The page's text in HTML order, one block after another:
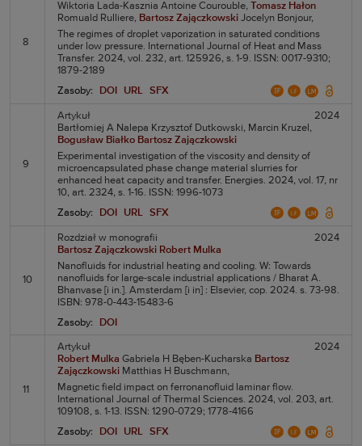
8
Wiktoria Lada-Kasznia Antoine Courouble, Tomasz Hałon
Romuald Rulliere, Bartosz Zajączkowski Jocelyn Bonjour,
The regimes of droplet vaporization in saturated conditions
under low pressure. International Journal of Heat and Mass
Transfer. 2024, vol. 232, art. 125926, s. 1-9. ISSN: 0017-9310;
1879-2189
Zasoby:
DOI URL SFX
9
Artykuł
2024
Bartłomiej A Nalepa Krzysztof Dutkowski, Marcin Kruzel,
Bogusław Białko Bartosz Zajączkowski
Experimental investigation of the viscosity and density of
microencapsulated phase change material slurries for
enhanced heat capacity and transfer. Energies. 2024, vol. 17, nr
10, art. 2324, s. 1-16. ISSN: 1996-1073
Zasoby:
DOI URL SFX
10
Rozdział w monografii
2024
Bartosz Zajączkowski Robert Mulka
Nanofluids for industrial heating and cooling. W: Towards
nanofluids for large-scale industrial applications / Bharat A.
Bhanvase [i in.]. Amsterdam [i in] : Elsevier, cop. 2024. s. 73-98.
ISBN: 978-0-443-15483-6
Zasoby:
DOI
11
Artykuł
2024
Robert Mulka Gabriela H Bęben-Kucharska Bartosz
Zajączkowski Matthias H Buschmann,
Magnetic field impact on ferronanofluid laminar flow.
International Journal of Thermal Sciences. 2024, vol. 203, art.
109108, s. 1-13. ISSN: 1290-0729; 1778-4166
Zasoby:
DOI URL SFX